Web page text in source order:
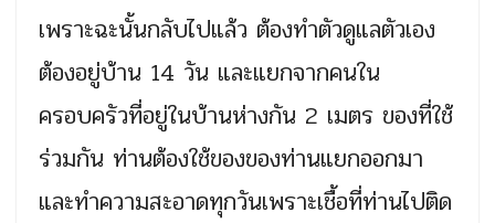
เพราะฉะนั้นกลับไปแล้ว ต้องทำตัวดูแลตัวเอง
ต้องอยู่บ้าน 14 วัน และแยกจากคนใน
ครอบครัวที่อยู่ในบ้านห่างกัน 2 เมตร ของที่ใช้
ร่วมกัน ท่านต้องใช้ของของท่านแยกออกมา
และทำความสะอาดทุกวันเพราะเชื้อที่ท่านไปติด